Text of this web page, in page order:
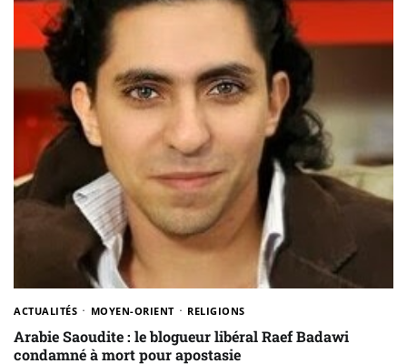
ACTUALITÉS MOYEN-ORIENT RELIGIONS
Arabie Saoudite : le blogueur libéral Raef Badawi
condamné à mort pour apostasie